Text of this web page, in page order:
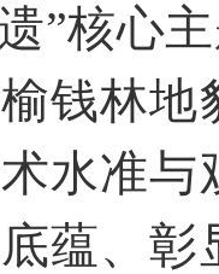
”核心主
钱林
水准
蕴、